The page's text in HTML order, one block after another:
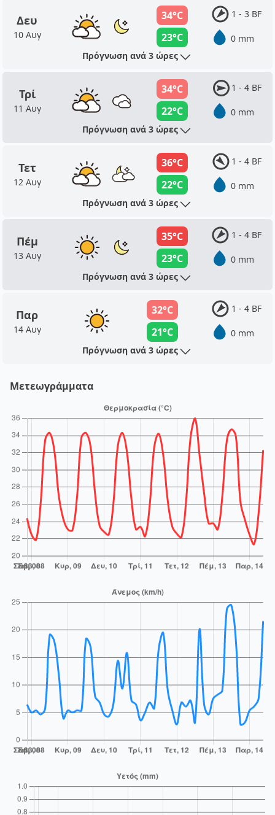
Δευ
10 Αυγ
34°C
23°C
1 - 3 BF
0 mm
Πρόγνωση ανά 3 ώρες
Τρί
11 Αυγ
34°C
22°C
1 - 4 BF
0 mm
Πρόγνωση ανά 3 ώρες
Τετ
12 Αυγ
36°C
22°C
1 - 4 BF
0 mm
Πρόγνωση ανά 3 ώρες
Πέμ
13 Αυγ
35°C
23°C
1 - 4 BF
0 mm
Πρόγνωση ανά 3 ώρες
Παρ
14 Αυγ
32°C
21°C
1 - 4 BF
0 mm
Πρόγνωση ανά 3 ώρες
Μετεωγράμματα